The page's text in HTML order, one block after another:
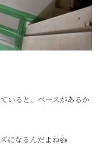
いると、ベースがあるか
になるんだよね👍